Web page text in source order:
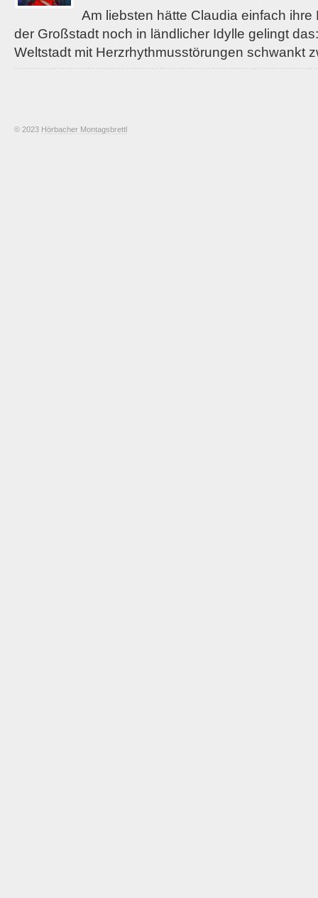
Am liebsten hätte Claudia einfach
der Großstadt noch in ländlicher Idylle gelingt
Weltstadt mit Herzrhythmusstörungen schwankt
© 2023 Hörbacher Montagsbrettl